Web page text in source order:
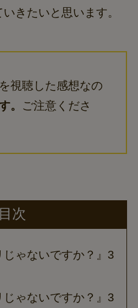
きたいと思います。
視聴した感想なの
。 ご注意くださ
目次
じゃないですか？』3
じゃないですか？』3